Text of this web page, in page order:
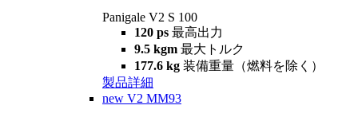
Panigale V2 S 100
120 ps 最高出力
9.5 kgm 最大トルク
177.6 kg 装備重量（燃料を除く）
製品詳細
new V2 MM93